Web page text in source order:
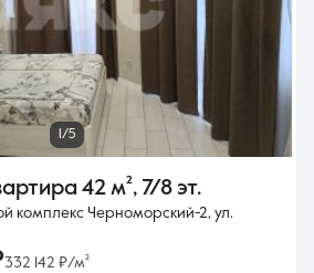
1/5
42 м², 7/8 эт.
комплекс Черноморский-2, ул.
332 142 ₽/м²